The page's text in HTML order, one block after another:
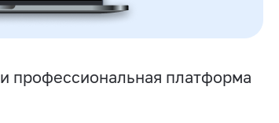
и профессиональная платформа